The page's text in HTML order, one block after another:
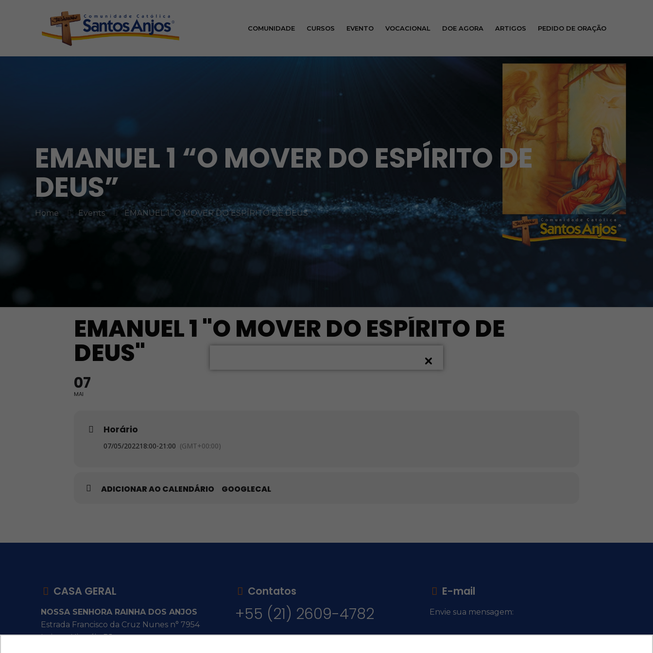
COMUNIDADE CURSOS EVENTO VOCACIONAL DOE AGORA ARTIGOS PEDIDO DE ORAÇÃO
EMANUEL 1 “O MOVER DO ESPÍRITO DE
DEUS”
Home Events EMANUEL 1 “O MOVER DO ESPÍRITO DE DEUS”
EMANUEL 1 "O MOVER DO ESPÍRITO DE
DEUS"
07
MAI
Horário
07/05/202218:00-21:00 (GMT+00:00)
ADICIONAR AO CALENDÁRIO GOOGLECAL
CASA GERAL
NOSSA SENHORA RAINHA DOS ANJOS
Estrada Francisco da Cruz Nunes n° 7954
Itaipu - Niterói - RJ
Contatos
+55 (21) 2609-4782
E-mail
Envie sua mensagem: